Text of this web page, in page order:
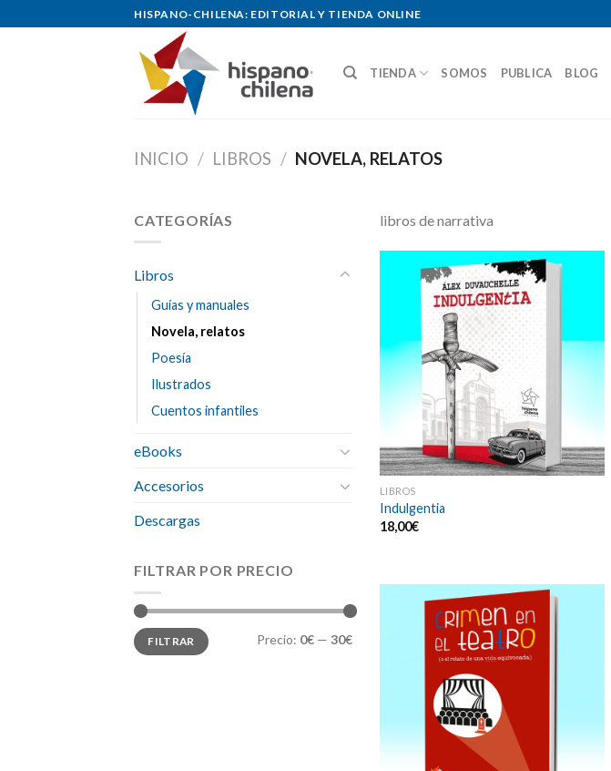
to
HISPANO-CHILENA: EDITORIAL Y TIENDA ONLINE
TIENDA SOMOS PUBLICA BLOG
INICIO / LIBROS / NOVELA, RELATOS
CATEGORÍAS
Libros
Guías y manuales
Novela, relatos
Poesía
Ilustrados
Cuentos infantiles
eBooks
Accesorios
Descargas
FILTRAR POR PRECIO
Precio
mínimo
Precio
máximo
FILTRAR Precio: 0€ — 30€
libros de narrativa
LIBROS
Indulgentia
18,00€